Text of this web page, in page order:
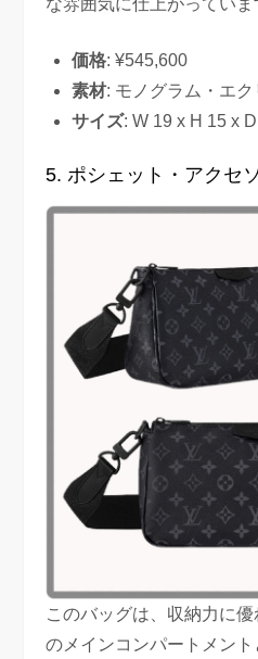
価格: ¥545,600
素材: モノグラム・エ
サイズ: W 19 x H 15 x
5. ポシェット・アクセ
このバッグは、収納力に
のメインコンパートメン